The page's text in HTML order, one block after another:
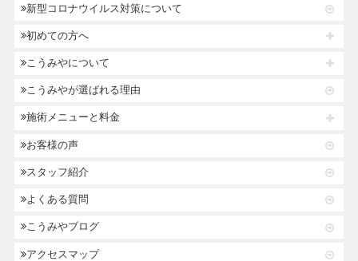
新型コロナウイルス対策について
初めての方へ
こうみやについて
こうみやが選ばれる理由
施術メニューと料金
お客様の声
スタッフ紹介
よくある質問
こうみやブログ
アクセスマップ